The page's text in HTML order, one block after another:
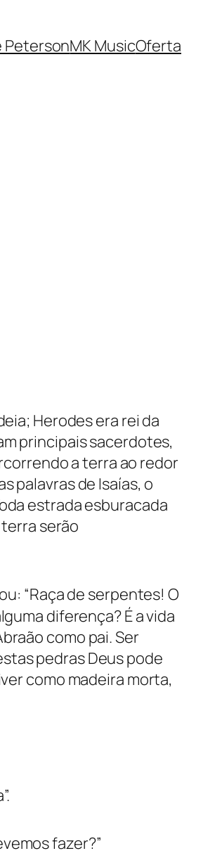
PetersonMK MusicOferta
Herodes era rei da
principais sacerdotes,
a terra ao redor
palavras de Isaías, o
estrada esburacada
serão
“Raça de serpentes! O
diferença? É a vida
como pai. Ser
pedras Deus pode
como madeira morta,
fazer?”